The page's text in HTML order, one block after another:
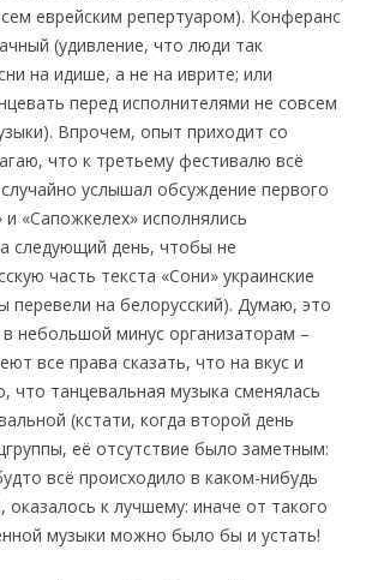
еврейским репертуаром). Конферанс
(удивление, что люди так
на идише, а не на иврите; или
перед исполнителями не совсем
Впрочем, опыт приходит со
что к третьему фестивалю всё
услышал обсуждение первого
«Сапожкелех» исполнялись
следующий день, чтобы не
часть текста «Сони» украинские
перевели на белорусский). Думаю, это
небольшой минус организаторам –
все права сказать, что на вкус и
что танцевальная музыка сменялась
(кстати, когда второй день
её отсутствие было заметным:
всё происходило в каком-нибудь
к лучшему: иначе от такого
музыки можно было бы и устать!